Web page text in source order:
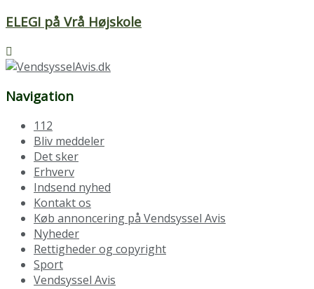
ELEGI på Vrå Højskole
Navigation
112
Bliv meddeler
Det sker
Erhverv
Indsend nyhed
Kontakt os
Køb annoncering på Vendsyssel Avis
Nyheder
Rettigheder og copyright
Sport
Vendsyssel Avis